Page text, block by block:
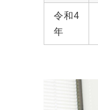
令和4
年